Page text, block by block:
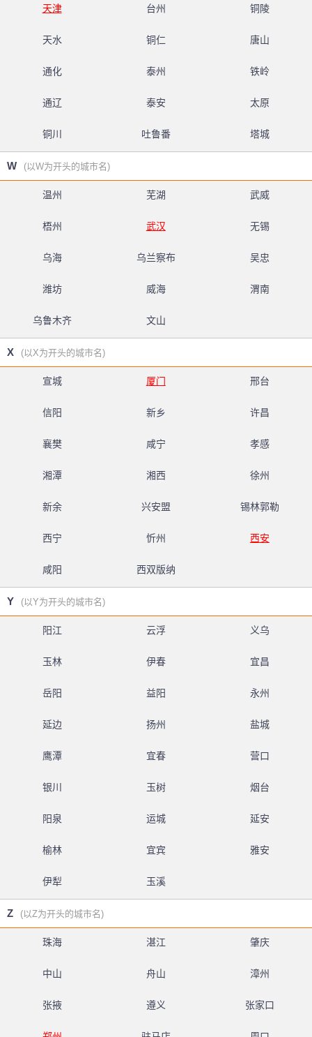
天津 台州 铜陵
天水 铜仁 唐山
通化 泰州 铁岭
通辽 泰安 太原
铜川 吐鲁番 塔城
W (以W为开头的城市名)
温州 芜湖 武威
梧州 武汉 无锡
乌海 乌兰察布 吴忠
潍坊 威海 渭南
乌鲁木齐 文山
X (以X为开头的城市名)
宣城 厦门 邢台
信阳 新乡 许昌
襄樊 咸宁 孝感
湘潭 湘西 徐州
新余 兴安盟 锡林郭勒
西宁 忻州 西安
咸阳 西双版纳
Y (以Y为开头的城市名)
阳江 云浮 义乌
玉林 伊春 宜昌
岳阳 益阳 永州
延边 扬州 盐城
鹰潭 宜春 营口
银川 玉树 烟台
阳泉 运城 延安
榆林 宜宾 雅安
伊犁 玉溪
Z (以Z为开头的城市名)
珠海 湛江 肇庆
中山 舟山 漳州
张掖 遵义 张家口